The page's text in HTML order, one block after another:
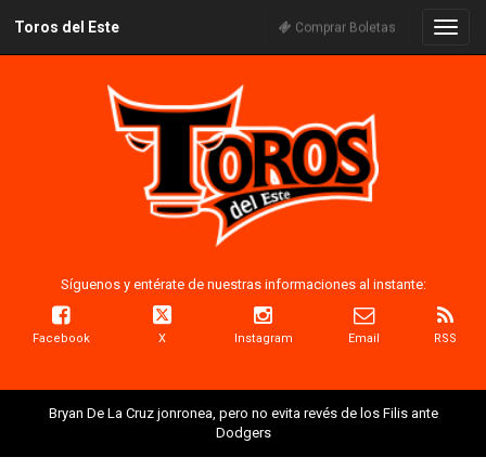
Toros del Este Comprar Boletas
Síguenos y entérate de nuestras informaciones al instante:
Facebook X Instagram Email RSS
Bryan De La Cruz jonronea, pero no evita revés de los Filis ante
Dodgers